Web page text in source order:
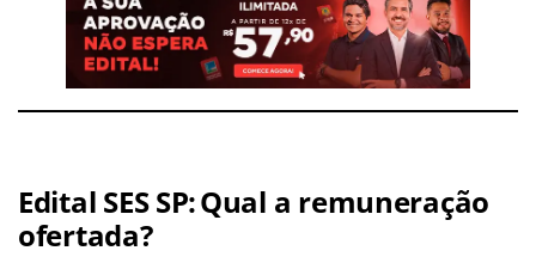
Edital SES SP: Qual a remuneração
ofertada?